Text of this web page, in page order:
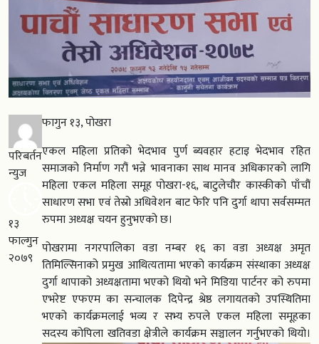
परिबर्तन
न्युज
१३
फाल्गुन
२०७९
फागुन १३, पोखरा
एकल महिला प्रतिको भेदभाव पुर्ण ब्यवहार हटाइ भेदभाव रहित
समाजको निर्माण गरौं भन्ने भावनाका साथ मानव अधिकारको लागि
महिला एकल महिला समूह पोखरा-१६, बाटुलेचौर कास्कीको पाँचौं
साधारण सभा एवं तेस्रो अधिवेशन बाट फेरि पनि दुर्गा थापा सर्वसम्मत
रुपमा अध्यक्ष चयन हुनुभएको छ।
पोखरामा नगरपालिका वडा नम्बर १६ का वडा अध्यक्ष अमृत
तिमिल्सिनाको प्रमुख आथित्यतामा भएको कार्यक्रम संस्थाका अध्यक्ष
दुर्गा थापाको अध्यक्षतामा भएको थियो भने मिडिया पार्टनर को रुपमा
एभरेष्ट एफएम का सन्चालक दिपेन्द्र श्रेष्ठ लगायतको उपस्थितिमा
भएको कार्यक्रमलाई भव्य र सभ्य रुपले एकल महिला समूहका
सदस्य कोपिला खतिवडा क्षेत्रीले कार्यक्रम सञ्चालन गर्नुभएको थियो।